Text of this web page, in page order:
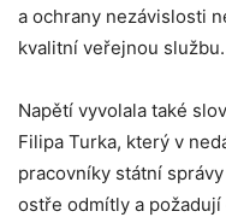
a ochrany nezávislosti
kvalitní veřejnou službu.
Napětí vyvolala také
Filipa Turka, který v
pracovníky státní
ostře odmítly a